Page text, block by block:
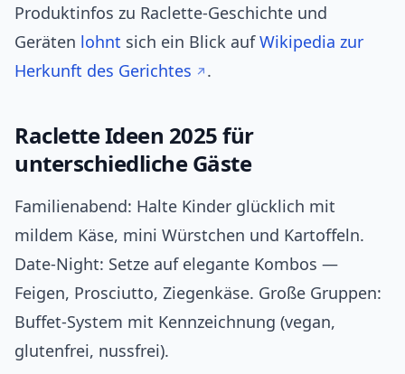
Produktinfos zu Raclette‑Geschichte und
Geräten lohnt sich ein Blick aufWikipedia zur
Herkunft des Gerichtes
.
Raclette Ideen 2025 für
unterschiedliche Gäste
Familienabend: Halte Kinder glücklich mit
mildem Käse, mini Würstchen und Kartoffeln.
Date‑Night: Setze auf elegante Kombos —
Feigen, Prosciutto, Ziegenkäse. Große Gruppen:
Buffet‑System mit Kennzeichnung (vegan,
glutenfrei, nussfrei).